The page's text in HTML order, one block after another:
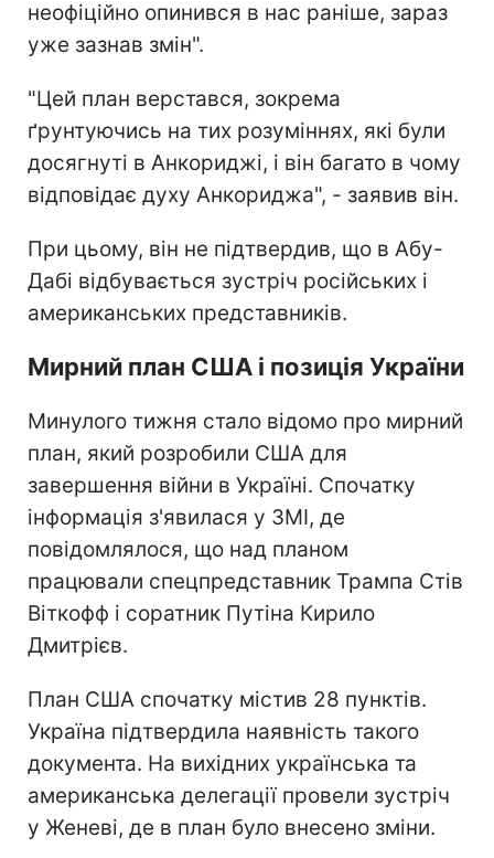
неофіційно опинився в нас раніше, зараз
уже зазнав змін".
"Цей план верстався, зокрема
ґрунтуючись на тих розуміннях, які були
досягнуті в Анкориджі, і він багато в чому
відповідає духу Анкориджа", - заявив він.
При цьому, він не підтвердив, що в Абу-
Дабі відбувається зустріч російських і
американських представників.
Мирний план США і позиція України
Минулого тижня стало відомо про мирний
план, який розробили США для
завершення війни в Україні. Спочатку
інформація з'явилася у ЗМІ, де
повідомлялося, що над планом
працювали спецпредставник Трампа Стів
Віткофф і соратник Путіна Кирило
Дмитрієв.
План США спочатку містив 28 пунктів.
Україна підтвердила наявність такого
документа. На вихідних українська та
американська делегації провели зустріч
у Женеві, де в план було внесено зміни.